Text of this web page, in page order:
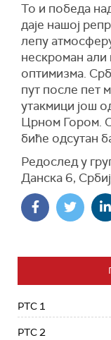
То и победа
даје нашој
лепу
нескроман али
оптимизма.
пут после пет
утакмици још
Црном Гором.
биће одсутан
Редослед у
Данска 6,
РТС 1
РТС 2